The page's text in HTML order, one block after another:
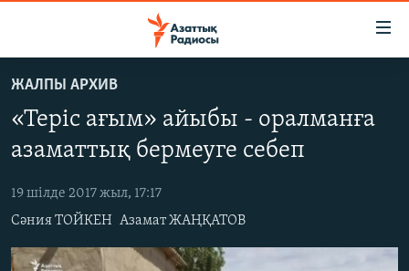
to
main
content
to
Skip
САЯСАТ
AZATTYQTV
ҚАҢТАР ОҚИҒАСЫ
АДАМ ҚҰҚЫҚТАРЫ
ӘЛЕУМЕТ
ЖАЛПЫ АРХИВ
«Теріс ағым» айыбы - оралманға
азаматтық бермеуге себеп
19 шілде 2017 жыл, 17:17
Сәния ТОЙКЕН Азамат ЖАҢҚАТОВ